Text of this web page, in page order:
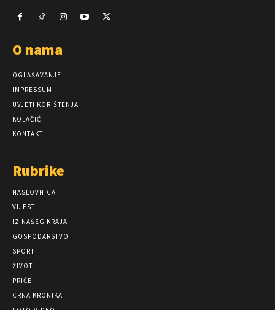
O nama
OGLAŠAVANJE
IMPRESSUM
UVJETI KORIŠTENJA
KOLAČIĆI
KONTAKT
Rubrike
NASLOVNICA
VIJESTI
IZ NAŠEG KRAJA
GOSPODARSTVO
SPORT
ŽIVOT
PRIČE
CRNA KRONIKA